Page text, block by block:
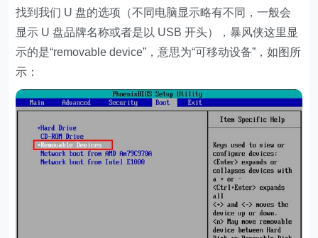
找到我们 U 盘的选项（不同电脑显示略有不同，一般会
显示 U 盘品牌名称或者是以 USB 开头），暴风侠这里显
示的是“removable device”，意思为“可移动设备”，如图所
示：